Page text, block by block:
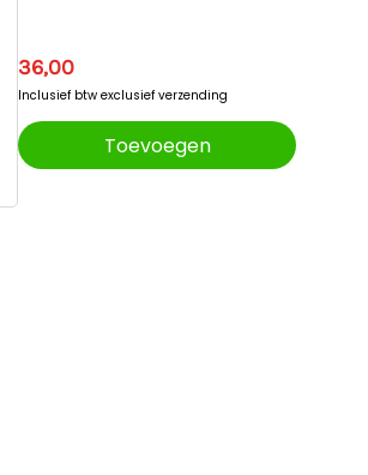
36,00
Inclusief btw exclusief verzending
Toevoegen